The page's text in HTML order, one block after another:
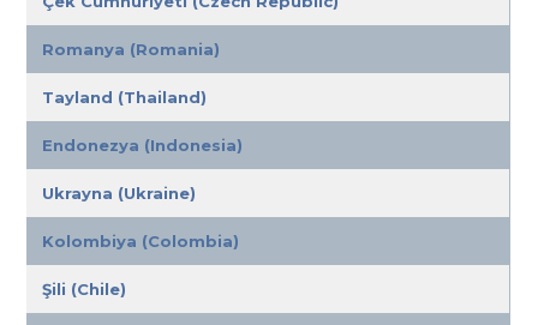
Romanya (Romania)
Tayland (Thailand)
Endonezya (Indonesia)
Ukrayna (Ukraine)
Kolombiya (Colombia)
Şili (Chile)